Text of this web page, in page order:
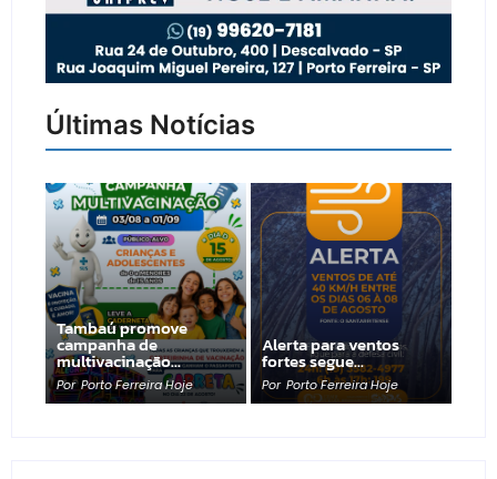
Últimas Notícias
Tambaú promove
campanha de
multivacinação…
Por Porto Ferreira Hoje
Alerta para ventos
fortes segue…
Por Porto Ferreira Hoje